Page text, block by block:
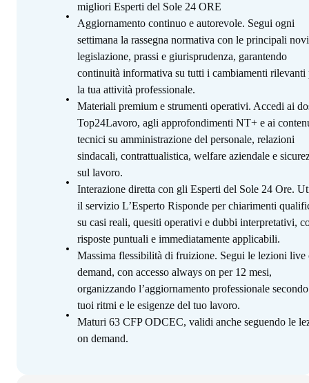
migliori Esperti del Sole 24 ORE
Aggiornamento continuo e autorevole. Segui ogni
settimana la rassegna normativa con le principali
legislazione, prassi e giurisprudenza, garantendo
continuità informativa su tutti i cambiamenti rilevanti
la tua attività professionale.
Materiali premium e strumenti operativi. Accedi ai
Top24Lavoro, agli approfondimenti NT+ e ai
tecnici su amministrazione del personale, relazioni
sindacali, contrattualistica, welfare aziendale e
sul lavoro.
Interazione diretta con gli Esperti del Sole 24 Ore.
il servizio L’Esperto Risponde per chiarimenti
su casi reali, quesiti operativi e dubbi interpretativi,
risposte puntuali e immediatamente applicabili.
Massima flessibilità di fruizione. Segui le lezioni live
demand, con accesso always on per 12 mesi,
organizzando l’aggiornamento professionale
tuoi ritmi e le esigenze del tuo lavoro.
Maturi 63 CFP ODCEC, validi anche seguendo le
on demand.